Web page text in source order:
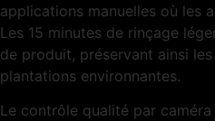
applications manuelles où les
Les 15 minutes de rinçage
de produit, préservant ainsi
plantations environnantes.
Le contrôle qualité par